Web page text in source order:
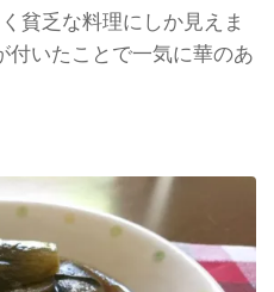
貧乏な料理にしか見えま
付いたことで一気に華のあ